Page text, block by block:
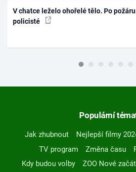
V chatce leželo ohořelé tělo. Po
policisté
Populární
Jak zhubnout Nejlepší filmy
TV program
Změna času
Kdy budou volby
ZOO Nové